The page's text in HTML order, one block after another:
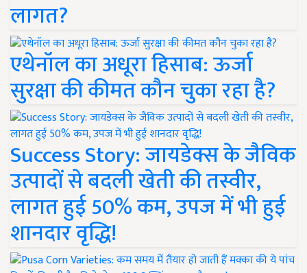
लागत?
एथेनॉल का अधूरा हिसाब: ऊर्जा
सुरक्षा की कीमत कौन चुका रहा है?
Success Story: जायडेक्स के जैविक
उत्पादों से बदली खेती की तस्वीर,
लागत हुई 50% कम, उपज में भी हुई
शानदार वृद्धि!